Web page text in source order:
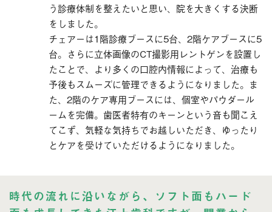
う診療体制を整えたいと思い、院を大きくする決断
をしました。
チェアーは1階診療ブースに5台、2階ケアブースに5
台。さらに立体画像のCT撮影用レントゲンを設置し
たことで、より多くの口腔内情報によって、治療も
予後もスムーズに管理できるようになりました。ま
た、2階のケア専用ブースには、個室やパウダール
ームを完備。歯医者特有のキーンという音も聞こえ
てこず、気軽な気持ちでお越しいただき、ゆったり
とケアを受けていただけるようになりました。
時代の流れに沿いながら、ソフト面もハード